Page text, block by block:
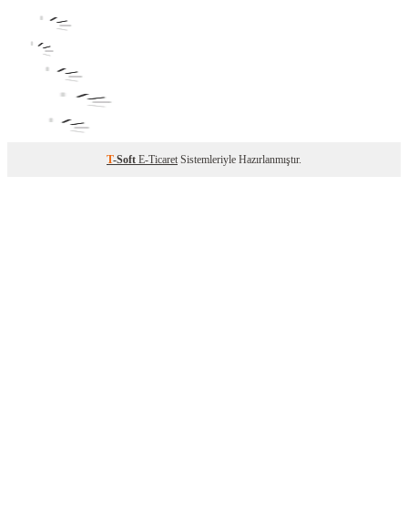
T-Soft E-Ticaret Sistemleriyle Hazırlanmıştır.